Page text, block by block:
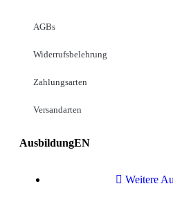
AGBs
Widerrufsbelehrung
Zahlungsarten
Versandarten
AusbildungEN
Weitere